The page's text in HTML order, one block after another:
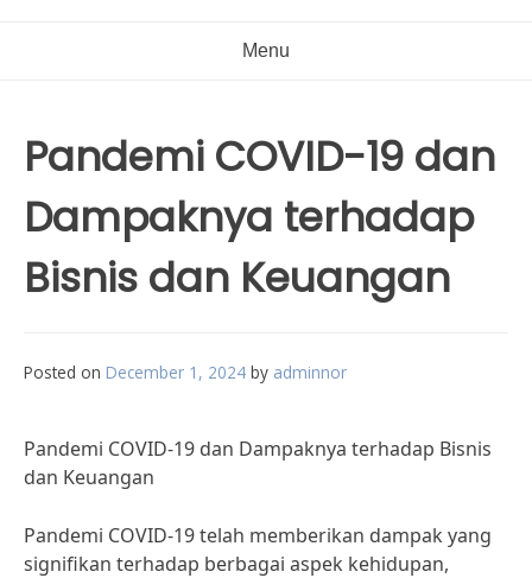
Menu
Pandemi COVID-19 dan
Dampaknya terhadap
Bisnis dan Keuangan
Posted on December 1, 2024 by adminnor
Pandemi COVID-19 dan Dampaknya terhadap Bisnis
dan Keuangan
Pandemi COVID-19 telah memberikan dampak yang
signifikan terhadap berbagai aspek kehidupan,